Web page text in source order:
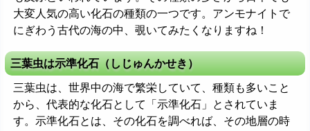
大変人気の高い化石の種類の一つです。アンモナイトで
にぎわう古代の海の中、覗いてみたくなりますね！
三葉虫は示準化石（しじゅんかせき）
三葉虫は、世界中の海で繁栄していて、種類も多いこと
から、代表的な化石として「示準化石」とされていま
す。示準化石とは、その化石を調べれば、その地層の時